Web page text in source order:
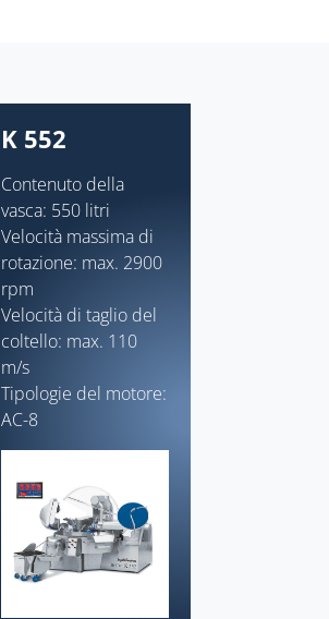
K 552
Contenuto della
vasca: 550 litri
Velocità massima di
rotazione: max. 2900
rpm
Velocità di taglio del
coltello: max. 110
m/s
Tipologie del motore:
AC-8